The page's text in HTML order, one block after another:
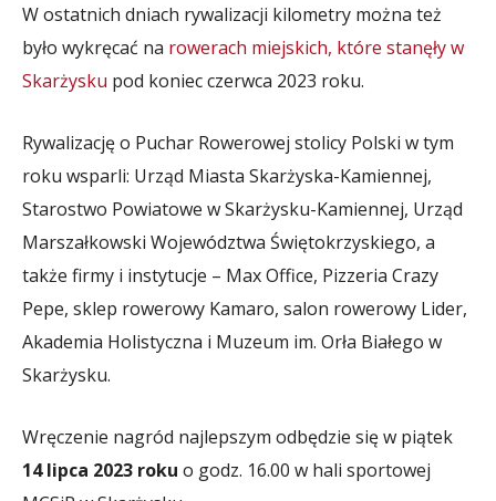
W ostatnich dniach rywalizacji kilometry można też
było wykręcać na rowerach miejskich, które stanęły w
Skarżysku pod koniec czerwca 2023 roku.
Rywalizację o Puchar Rowerowej stolicy Polski w tym
roku wsparli: Urząd Miasta Skarżyska-Kamiennej,
Starostwo Powiatowe w Skarżysku-Kamiennej, Urząd
Marszałkowski Województwa Świętokrzyskiego, a
także firmy i instytucje – Max Office, Pizzeria Crazy
Pepe, sklep rowerowy Kamaro, salon rowerowy Lider,
Akademia Holistyczna i Muzeum im. Orła Białego w
Skarżysku.
Wręczenie nagród najlepszym odbędzie się w piątek
14 lipca 2023 roku o godz. 16.00 w hali sportowej